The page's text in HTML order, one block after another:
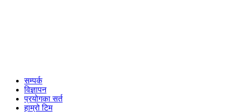
सम्पर्क
विज्ञापन
प्रयोगका सर्त
हाम्रो टिम